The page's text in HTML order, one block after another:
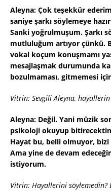
Aleyna: Çok teşekkür
saniye şarkı söylemeye
Sanki yoğrulmuşum. Şarkı
mutluluğum artıyor çünkü.
vokal koçum konuşmamı
mesajlaşmak durumunda
bozulmaması, gitmemesi
Vitrin: Sevgili Aleyna, hayallerin
Aleyna: Değil. Yani müzik
psikoloji okuyup
Hayat bu, belli olmuyor,
Ama yine de devam
istiyorum.
Vitrin: Hayallerini söylemedin?